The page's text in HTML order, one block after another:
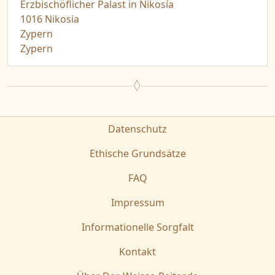
Erzbischöflicher Palast in Nikosía
1016 Nikosia
Zypern
Zypern
Datenschutz
Ethische Grundsätze
FAQ
Impressum
Informationelle Sorgfalt
Kontakt